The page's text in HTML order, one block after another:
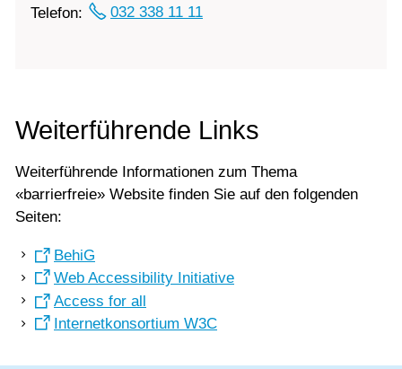
Telefon:
032 338 11 11
Weiterführende Links
Weiterführende Informationen zum Thema
«barrierfreie» Website finden Sie auf den folgenden
Seiten:
BehiG
Web Accessibility Initiative
Access for all
Internetkonsortium W3C